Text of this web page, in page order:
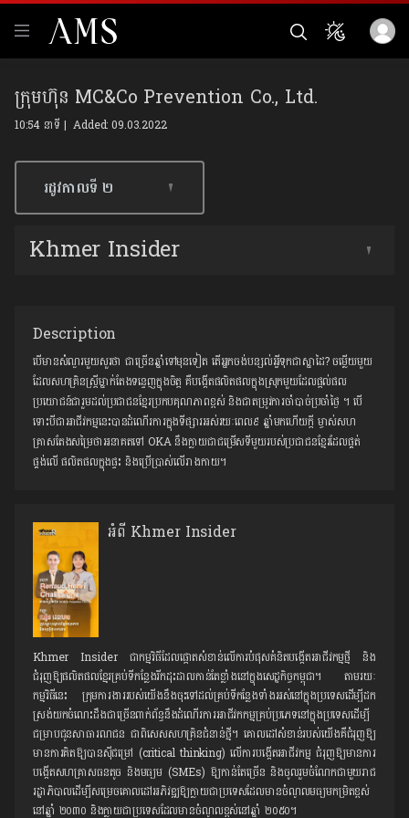
ក្រុមហ៊ុន MC&Co Prevention Co., Ltd.
10:54 នាទី | Added: 09.03.2022
Description
បើមានសំណួរមួយសួរថា ជាច្រើនឆ្នាំទៅមុនទៀត តើអ្នកចង់បន្សល់អ្វីទុកជាស្នាដៃ? ចម្លើយមួយ
ដែលសហគ្រិនស្រ្តីម្នាក់តែងទន្ទេញក្នុងចិត្ត គឺបង្កើតផលិតផលក្នុងស្រុកមួយដែលផ្តល់ផល
ប្រយោជន៍ជារួមដល់ប្រជាជនខ្មែរប្រកបគុណភាពខ្ពស់ និងជាតម្រូវការចាំបាច់ប្រចាំថ្ងៃ ។ បើ
ទោះបីជាអាជីវកម្មនេះបានដំណើរការក្នុងទីផ្សារអស់រយៈពេល៩ ឆ្នាំមកហើយក្តី ម្ចាស់សហ
គ្រាសតែងសម្រៃថាអនាគតទៅ OKA នឹងក្លាយជាជម្រើសទីមួយរបស់ប្រជាជនខ្មែរដែលផ្គត់
ផ្គង់លើ ផលិតផលក្នុងផ្ទះ និងប្រើប្រាស់លើរាងកាយ។
អំពី Khmer Insider
Khmer Insider ជាកម្មវិធីដែលផ្តោតសំខាន់លើការបំផុសគំនិតបង្កើតអាជីវកម្មថ្មី និង
ជំរុញឱ្យផលិតផលខ្មែរគ្រប់ទីកន្លែង​រីកដុះដាលកាន់តែខ្លាំងនៅក្នុងសេដ្ឋកិច្ចកម្ពុជា។ តាមរយៈ
កម្មវិធីនេះ ក្រុមការងាររបស់យើងនឹងចុះទៅដល់គ្រប់ទីកន្លែងទាំងអស់នៅក្នុងប្រទេសដើម្បីដក
ស្រង់យក​ចំណេះដឹងជាច្រើនពាក់ព័ន្ធនឹងដំណើរការអាជីវកកម្មគ្រប់ប្រភេទនៅក្នុងប្រទេសដើម្បី
ជម្រាបជូនសាធារណជន ជាពិសេស​សហគ្រិនជំនាន់ថ្មី។ គោលដៅសំខាន់របស់យើងគឺជំរុញឱ្យ​
មានការគិតឱ្យបានស៊ីជម្រៅ (critical thinking) លើការបង្កើតអាជីវកម្ម ជំរុញឱ្យមានការ
បង្កើតសហគ្រាសធនតូច និងមធ្យម (SMEs) ឱ្យកាន់តែច្រើន និងចូលរួមចំណែកជាមួយរាជ
រដ្ឋាភិបាលដើម្បីសម្រេចគោលដៅអភិវឌ្ឍ​ឱ្យក្លាយជាប្រទេសដែលមានចំណូលមធ្យមកម្រិតខ្ពស់
នៅឆ្នាំ ២០៣០​ និងក្លាយជាប្រទេសដែលមានចំណូលខ្ពស់នៅឆ្នាំ ២០៥០។
រដូវកាលទី​ ២
Khmer Insider